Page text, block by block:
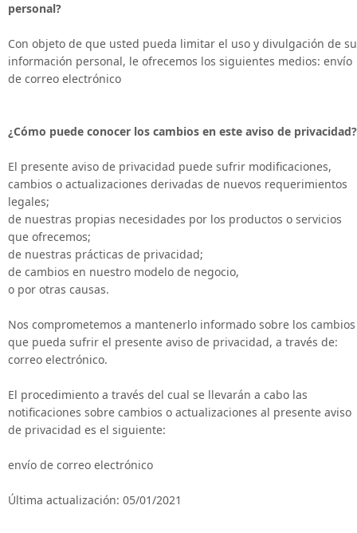
personal?
Con objeto de que usted pueda limitar el uso y divulgación de su
información personal, le ofrecemos los siguientes medios: envío
de correo electrónico
¿Cómo puede conocer los cambios en este aviso de privacidad?
El presente aviso de privacidad puede sufrir modificaciones,
cambios o actualizaciones derivadas de nuevos requerimientos
legales;
de nuestras propias necesidades por los productos o servicios
que ofrecemos;
de nuestras prácticas de privacidad;
de cambios en nuestro modelo de negocio,
o por otras causas.
Nos comprometemos a mantenerlo informado sobre los cambios
que pueda sufrir el presente aviso de privacidad, a través de:
correo electrónico.
El procedimiento a través del cual se llevarán a cabo las
notificaciones sobre cambios o actualizaciones al presente aviso
de privacidad es el siguiente:
envío de correo electrónico
Última actualización: 05/01/2021